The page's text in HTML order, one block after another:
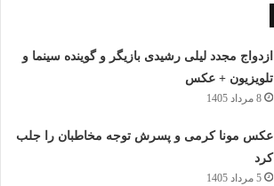
ازدواج مجدد لیلی رشیدی بازیگر و گوینده سینما و
تلویزیون + عکس
8 مرداد 1405
عکس مونا کرمی و پسرش توجه مخاطبان را جلب
کرد
5 مرداد 1405